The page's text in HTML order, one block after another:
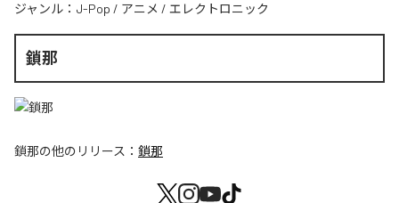
ジャンル： J-Pop / アニメ / エレクトロニック
鎖那
鎖那の他のリリース： 鎖那